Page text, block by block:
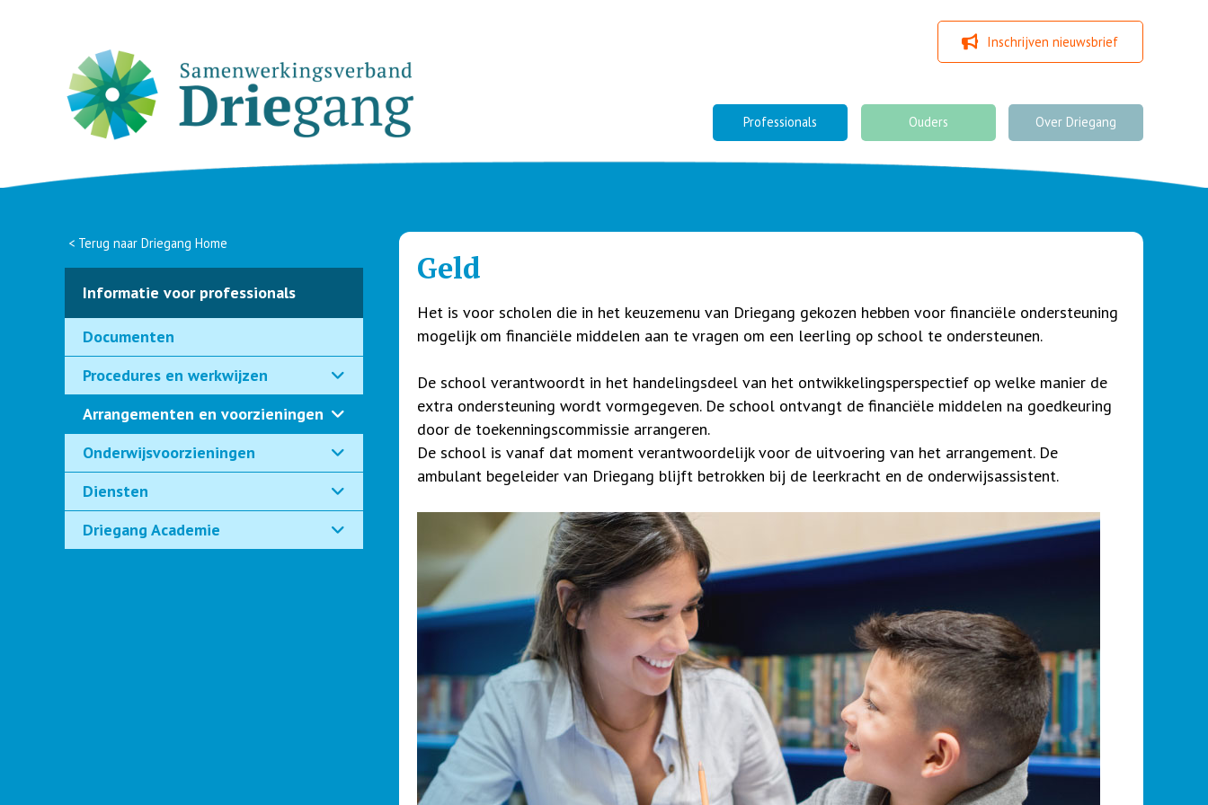
Inschrijven nieuwsbrief
Professionals Ouders Over Driegang
< Terug naar Driegang Home
Informatie voor professionals
Documenten
Procedures en werkwijzen
Arrangementen en voorzieningen
Onderwijsvoorzieningen
Diensten
Driegang Academie
Geld
Het is voor scholen die in het keuzemenu van Driegang gekozen hebben voor financiële ondersteuning
mogelijk om financiële middelen aan te vragen om een leerling op school te ondersteunen.
De school verantwoordt in het handelingsdeel van het ontwikkelingsperspectief op welke manier de
extra ondersteuning wordt vormgegeven. De school ontvangt de financiële middelen na goedkeuring
door de toekenningscommissie arrangeren.
De school is vanaf dat moment verantwoordelijk voor de uitvoering van het arrangement. De
ambulant begeleider van Driegang blijft betrokken bij de leerkracht en de onderwijsassistent.